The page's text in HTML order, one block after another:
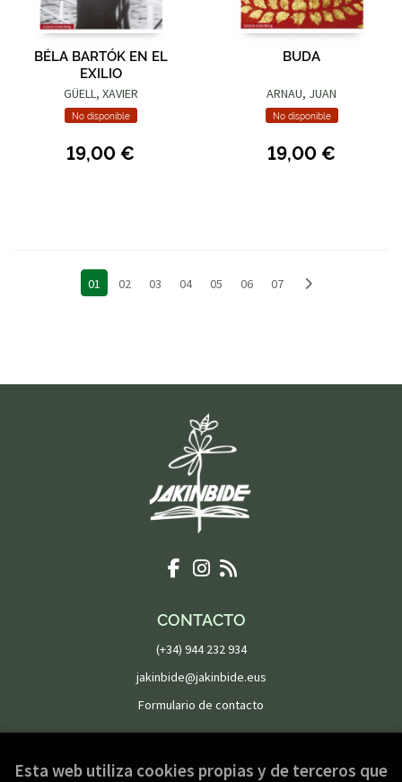
BÉLA BARTÓK EN EL
EXILIO
GÜELL, XAVIER
No disponible
19,00 €
BUDA
ARNAU, JUAN
No disponible
19,00 €
01 02 03 04 05 06 07
CONTACTO
(+34) 944 232 934
jakinbide@jakinbide.eus
Formulario de contacto
PÁGINAS LEGALES
Esta web utiliza cookies propias y de terceros que